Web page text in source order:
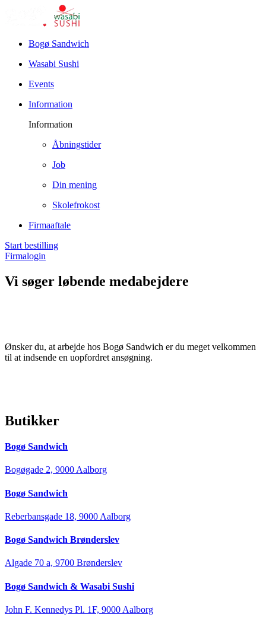
Bogø Sandwich
Wasabi Sushi
Events
Information
Information
Åbningstider
Job
Din mening
Skolefrokost
Firmaaftale
Start bestilling
Firmalogin
Vi søger løbende medabejdere
Ønsker du, at arbejde hos Bogø Sandwich er du meget velkommen
til at indsende en uopfordret ansøgning.
Butikker
Bogø Sandwich
Bogøgade 2, 9000 Aalborg
Bogø Sandwich
Reberbansgade 18, 9000 Aalborg
Bogø Sandwich Brønderslev
Algade 70 a, 9700 Brønderslev
Bogø Sandwich & Wasabi Sushi
John F. Kennedys Pl. 1F, 9000 Aalborg